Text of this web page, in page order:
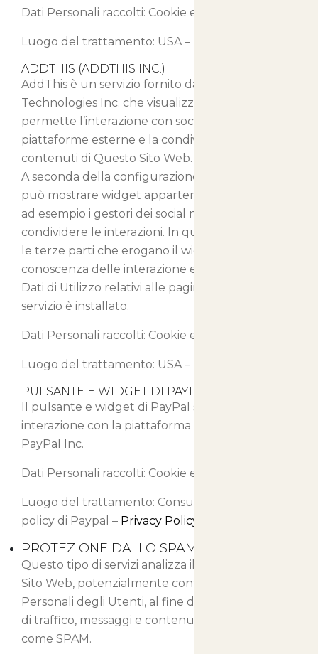
Dati Personali raccolti: Cookie e Dati di Utilizzo.
Luogo del trattamento: USA – Privacy Policy
ADDTHIS (ADDTHIS INC.)
AddThis è un servizio fornito da Clearspring
Technologies Inc. che visualizza un widget che
permette l’interazione con social network e
piattaforme esterne e la condivisione dei
contenuti di Questo Sito Web.
A seconda della configurazione, questo servizio
può mostrare widget appartenenti a terze parti,
ad esempio i gestori dei social network su cui
condividere le interazioni. In questo caso, anche
le terze parti che erogano il widget verranno a
conoscenza delle interazione effettuata e dei
Dati di Utilizzo relativi alle pagine in cui questo
servizio è installato.
Dati Personali raccolti: Cookie e Dati di Utilizzo.
Luogo del trattamento: USA – Privacy Policy
PULSANTE E WIDGET DI PAYPAL (PAYPAL)
Il pulsante e widget di PayPal sono servizi di
interazione con la piattaforma PayPal, forniti da
PayPal Inc.
Dati Personali raccolti: Cookie e Dati di Utilizzo.
Luogo del trattamento: Consulta la privacy
policy di Paypal – Privacy Policy
PROTEZIONE DALLO SPAM
Questo tipo di servizi analizza il traffico di Questo
Sito Web, potenzialmente contenente Dati
Personali degli Utenti, al fine di filtrarlo da parti
di traffico, messaggi e contenuti riconosciuti
come SPAM.